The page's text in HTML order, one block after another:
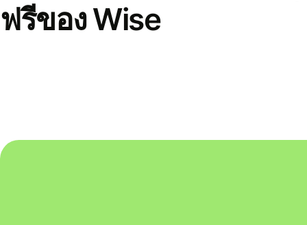
ฟรีของ Wise